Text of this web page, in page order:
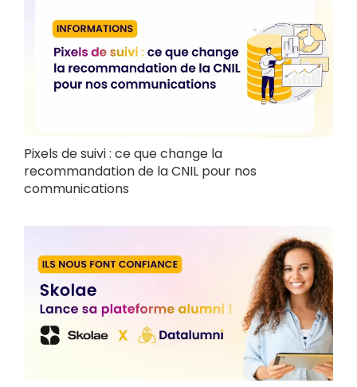
Pixels de suivi : ce que change la
recommandation de la CNIL pour nos
communications